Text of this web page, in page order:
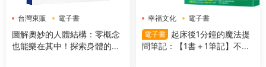
台灣東販 電子書
圖解奧妙的人體結構：零概念
也能樂在其中！探索身體的組
幸福文化
電子書
電子書
起床後1分鐘的魔法提
問筆記：【1書＋1筆記】不隻